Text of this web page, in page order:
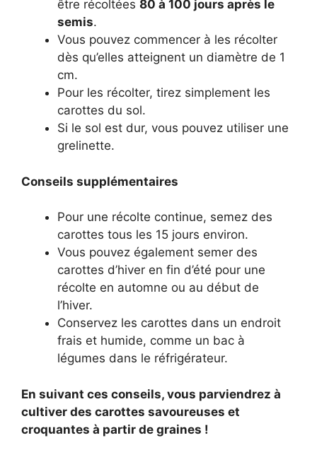
être récoltées 80 à 100 jours après le
semis.
Vous pouvez commencer à les récolter
dès qu’elles atteignent un diamètre de 1
cm.
Pour les récolter, tirez simplement les
carottes du sol.
Si le sol est dur, vous pouvez utiliser une
grelinette.
Conseils supplémentaires
Pour une récolte continue, semez des
carottes tous les 15 jours environ.
Vous pouvez également semer des
carottes d’hiver en fin d’été pour une
récolte en automne ou au début de
l’hiver.
Conservez les carottes dans un endroit
frais et humide, comme un bac à
légumes dans le réfrigérateur.
En suivant ces conseils, vous parviendrez à
cultiver des carottes savoureuses et
croquantes à partir de graines !